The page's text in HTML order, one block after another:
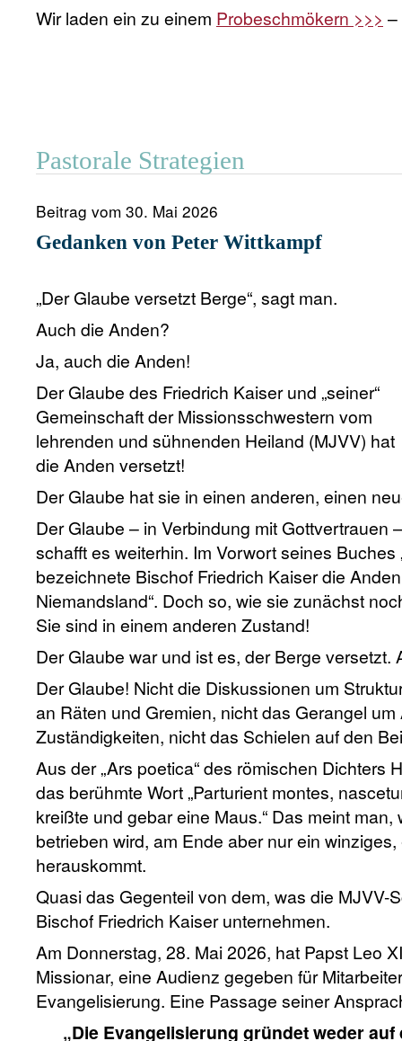
Wir laden ein zu einem Probeschmökern >>> –
Pastorale Strategien
Beitrag vom 30. Mai 2026
Gedanken von Peter Wittkampf
„Der Glaube versetzt Berge“, sagt man.
Auch die Anden?
Ja, auch die Anden!
Der Glaube des Friedrich Kaiser und „seiner“
Gemeinschaft der Missionsschwestern vom
lehrenden und sühnenden Heiland (MJVV) hat
die Anden versetzt!
Der Glaube hat sie in einen anderen, einen
Der Glaube – in Verbindung mit Gottvertrauen
schafft es weiterhin. Im Vorwort seines Buches
bezeichnete Bischof Friedrich Kaiser die
Niemandsland“. Doch so, wie sie zunächst
Sie sind in einem anderen Zustand!
Der Glaube war und ist es, der Berge versetzt.
Der Glaube! Nicht die Diskussionen um
an Räten und Gremien, nicht das Gerangel
Zuständigkeiten, nicht das Schielen auf den
Aus der „Ars poetica“ des römischen Dichters
das berühmte Wort „Parturient montes,
kreißte und gebar eine Maus.“ Das meint
betrieben wird, am Ende aber nur ein
herauskommt.
Quasi das Gegenteil von dem, was die MJVV-
Bischof Friedrich Kaiser unternehmen.
Am Donnerstag, 28. Mai 2026, hat Papst Leo
Missionar, eine Audienz gegeben für
Evangelisierung. Eine Passage seiner
„Die Evangelisierung gründet weder